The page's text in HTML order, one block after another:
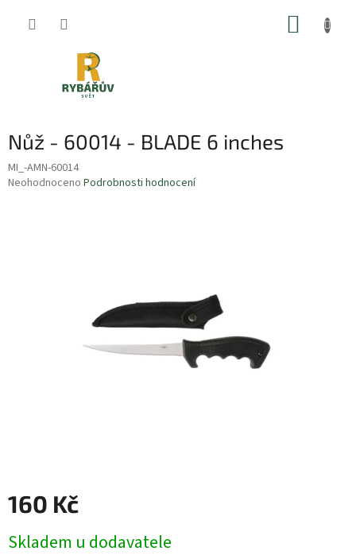
Nůž - 60014 - BLADE 6 inches
MI_-AMN-60014
Průměrné
Neohodnoceno Podrobnosti hodnocení
160 Kč
cena:
Skladem u dodavatele